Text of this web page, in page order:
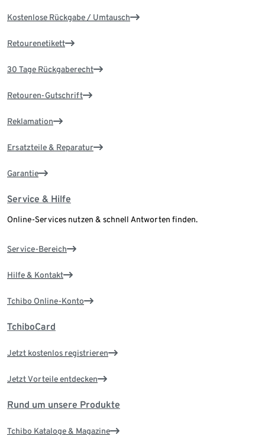
Kostenlose Rückgabe / Umtausch
Retourenetikett
30 Tage Rückgaberecht
Retouren-Gutschrift
Reklamation
Ersatzteile & Reparatur
Garantie
Service & Hilfe
Online-Services nutzen & schnell Antworten finden.
Service-Bereich
Hilfe & Kontakt
Tchibo Online-Konto
TchiboCard
Jetzt kostenlos registrieren
Jetzt Vorteile entdecken
Rund um unsere Produkte
Tchibo Kataloge & Magazine